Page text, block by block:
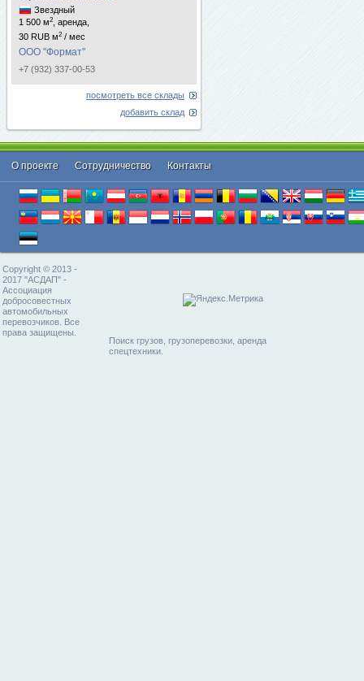
Звездный
1 500 м2
, аренда,
30 RUB м2 / мес
ООО "Формат"
+7 (932) 337-00-53
посмотреть все склады
добавить склад
О проекте Cотрудничество Контакты
Copyright © 2013 -
2017 "АСДАП" -
Ассоциация
добросовестных
автомобильных
перевозчиков. Все
права защищены.
Поиск грузов, грузоперевозки, аренда
спецтехники.